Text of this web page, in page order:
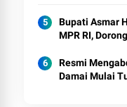
Bupati Asmar
MPR RI,
Resmi
Damai Mulai